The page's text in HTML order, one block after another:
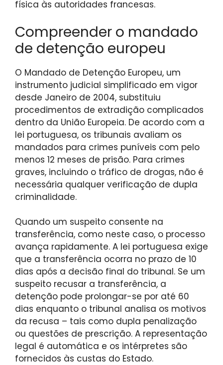
física às autoridades francesas.
Compreender o mandado
de detenção europeu
O Mandado de Detenção Europeu, um
instrumento judicial simplificado em vigor
desde Janeiro de 2004, substituiu
procedimentos de extradição complicados
dentro da União Europeia. De acordo com a
lei portuguesa, os tribunais avaliam os
mandados para crimes puníveis com pelo
menos 12 meses de prisão. Para crimes
graves, incluindo o tráfico de drogas, não é
necessária qualquer verificação de dupla
criminalidade.
Quando um suspeito consente na
transferência, como neste caso, o processo
avança rapidamente. A lei portuguesa exige
que a transferência ocorra no prazo de 10
dias após a decisão final do tribunal. Se um
suspeito recusar a transferência, a
detenção pode prolongar-se por até 60
dias enquanto o tribunal analisa os motivos
da recusa – tais como dupla penalização
ou questões de prescrição. A representação
legal é automática e os intérpretes são
fornecidos às custas do Estado.